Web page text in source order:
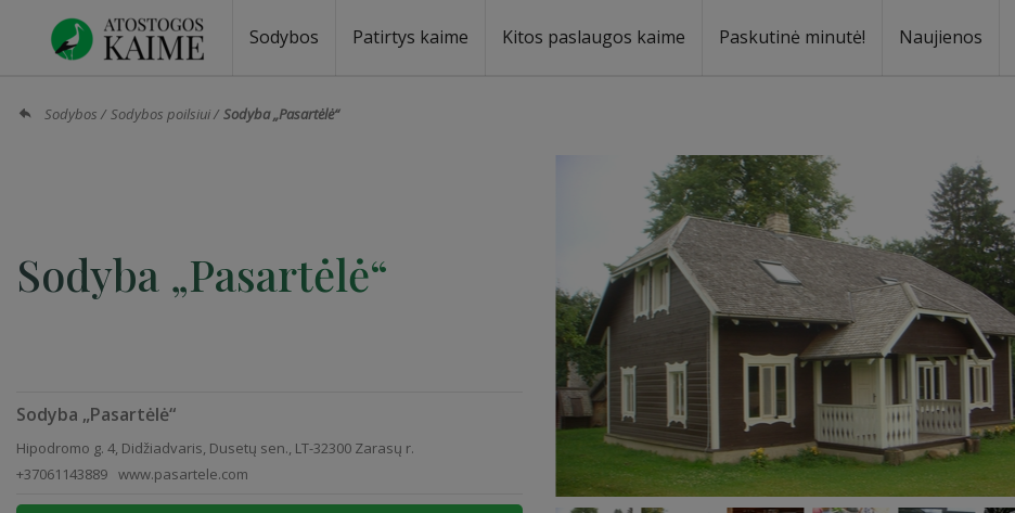
Sodybos Patirtys kaime Kitos paslaugos kaime Paskutinė minutė! Naujienos
Sodybos Sodybos poilsiui Sodyba „Pasartėlė“
Sodyba „Pasartėlė“
Sodyba „Pasartėlė“
Hipodromo g. 4, Didžiadvaris, Dusetų sen., LT-32300 Zarasų r.
+37061143889 www.pasartele.com